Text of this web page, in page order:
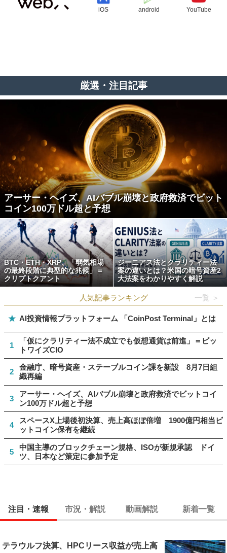
iOS android YouTube
厳選・注目記事
アーサー・ヘイズ、AIバブル崩壊と政府救済でビット
コイン100万ドル超と予想
BTC・ETH・XRP、「弱気相場
の最終段階に典型的な兆候」＝
クリプトクアント
ジーニアス法とクラリティー法
案の違いとは？米国の暗号資産2
大法案をわかりやすく解説
人気記事ランキング 一覧 ＞
★ AI投資情報プラットフォーム 「CoinPost Terminal」とは
1
「仮にクラリティー法不成立でも仮想通貨は前進」＝ビッ
トワイズCIO
2
金融庁、暗号資産・ステーブルコイン課を新設 8月7日組
織再編
3
アーサー・ヘイズ、AIバブル崩壊と政府救済でビットコイ
ン100万ドル超と予想
4
スペースX上場後初決算、売上高ほぼ倍増 1900億円相当ビ
ットコイン保有を継続
5
中国主導のブロックチェーン規格、ISOが新規承認 ドイ
ツ、日本など策定に参加予定
注目・速報 市況・解説 動画解説 新着一覧
テラウルフ決算、HPCリース収益が売上高